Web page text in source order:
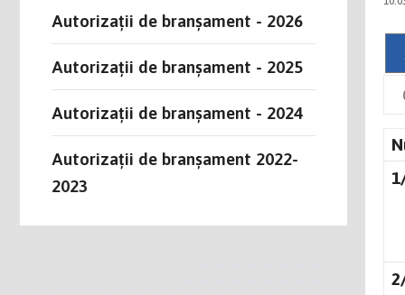
Autorizații de branșament - 2026
Autorizații de branșament - 2025
Autorizații de branșament - 2024
Autorizații de branșament 2022-
2023